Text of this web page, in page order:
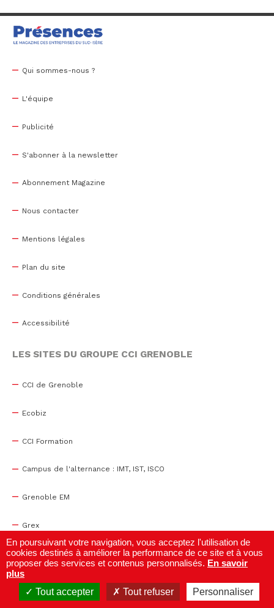
Qui sommes-nous ?
L'équipe
Publicité
S'abonner à la newsletter
Abonnement Magazine
Nous contacter
Mentions légales
Plan du site
Conditions générales
Accessibilité
LES SITES DU GROUPE CCI GRENOBLE
CCI de Grenoble
Ecobiz
CCI Formation
Campus de l'alternance : IMT, IST, ISCO
Grenoble EM
Grex
WTC Grenoble
Centre de congrès
En poursuivant votre navigation, vous acceptez l'utilisation de
cookies destinés à améliorer la performance de ce site et à vous
proposer des services et contenus personnalisés. En savoir
plus
Tout accepter
Tout refuser Personnaliser